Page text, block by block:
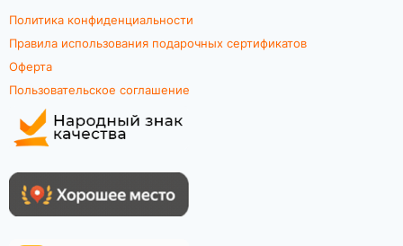
Политика конфиденциальности
Правила использования подарочных сертификатов
Оферта
Пользовательское соглашение